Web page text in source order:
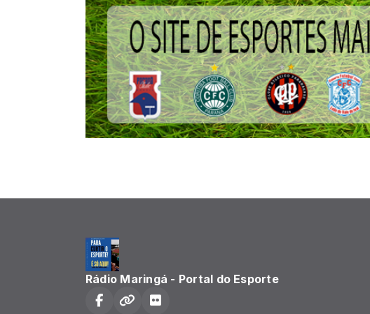
Rádio Maringá - Portal do Esporte